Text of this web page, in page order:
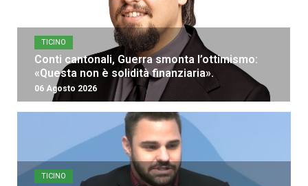
TICINO
Conti cantonali, Guerra smonta l’ottimismo:
«Questa non è solidità finanziaria».
06 Agosto 2026
TICINO